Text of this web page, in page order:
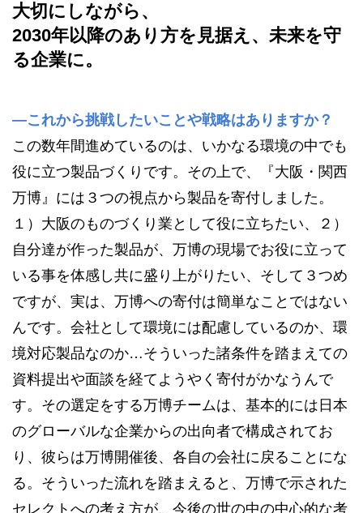
大切にしながら、
2030年以降のあり方を見据え、未来を守
る企業に。
—これから挑戦したいことや戦略はありますか？
この数年間進めているのは、いかなる環境の中でも
役に立つ製品づくりです。その上で、『大阪・関西
万博』には３つの視点から製品を寄付しました。
１）大阪のものづくり業として役に立ちたい、２）
自分達が作った製品が、万博の現場でお役に立って
いる事を体感し共に盛り上がりたい、そして３つめ
ですが、実は、万博への寄付は簡単なことではない
んです。会社として環境には配慮しているのか、環
境対応製品なのか…そういった諸条件を踏まえての
資料提出や面談を経てようやく寄付がかなうんで
す。その選定をする万博チームは、基本的には日本
のグローバルな企業からの出向者で構成されてお
り、彼らは万博開催後、各自の会社に戻ることにな
る。そういった流れを踏まえると、万博で示された
セレクトへの考え方が、今後の世の中の中心的な考